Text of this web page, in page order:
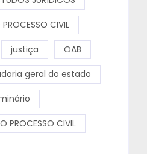
CIVIL
justiça OAB
geral do estado
PROCESSO CIVIL